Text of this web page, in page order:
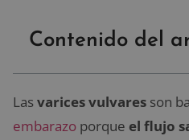
Contenido del
Lasvarices vulvares son
embarazo porque el flujo